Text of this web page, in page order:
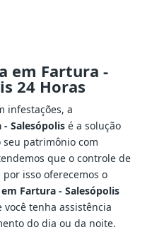
em Fartura -
24 Horas
infestações, a
Salesópolisé a solução
patrimônio com
que o controle de
isso oferecemos o
Fartura - Salesópolis
tenha assistência
do dia ou da noite.